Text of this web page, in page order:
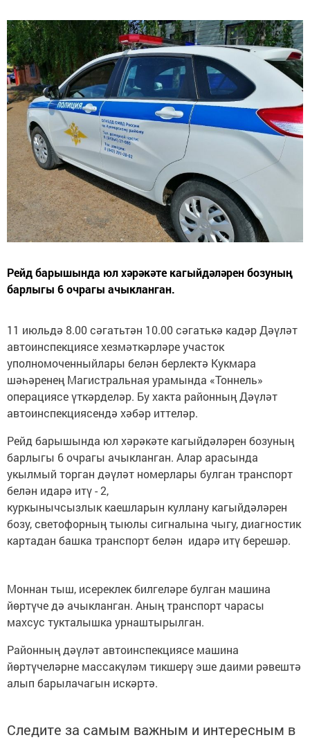
Рейд барышында юл хәрәкәте кагыйдәләрен бозуның
барлыгы 6 очрагы ачыкланган.
11 июльдә 8.00 сәгатьтән 10.00 сәгатькә кадәр Дәүләт
автоинспекциясе хезмәткәрләре участок
уполномоченныйлары белән берлектә Кукмара
шәһәренең Магистральная урамында «Тоннель»
операциясе үткәрделәр. Бу хакта районның Дәүләт
автоинспекциясендә хәбәр иттеләр.
Рейд барышында юл хәрәкәте кагыйдәләрен бозуның
барлыгы 6 очрагы ачыкланган. Алар арасында
укылмый торган дәүләт номерлары булган транспорт
белән идарә итү - 2,
куркынычсызлык каешларын куллану кагыйдәләрен
бозу, светофорның тыюлы сигналына чыгу, диагностик
картадан башка транспорт белән идарә итү берешәр.
Моннан тыш, исереклек билгеләре булган машина
йөртүче дә ачыкланган. Аның транспорт чарасы
махсус тукталышка урнаштырылган.
Районның дәүләт автоинспекциясе машина
йөртүчеләрне массакүләм тикшерү эше даими рәвештә
алып барылачагын искәртә.
Следите за самым важным и интересным в